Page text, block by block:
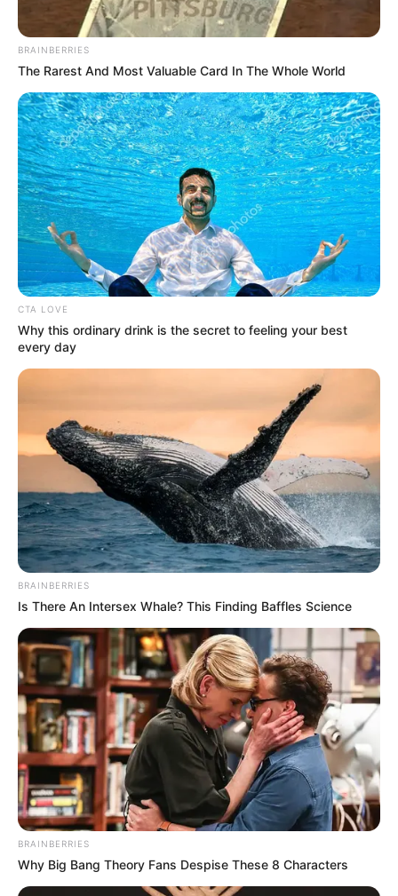
BRAINBERRIES
The Rarest And Most Valuable Card In The Whole World
CTA LOVE
Why this ordinary drink is the secret to feeling your best
every day
BRAINBERRIES
Is There An Intersex Whale? This Finding Baffles Science
BRAINBERRIES
Why Big Bang Theory Fans Despise These 8 Characters